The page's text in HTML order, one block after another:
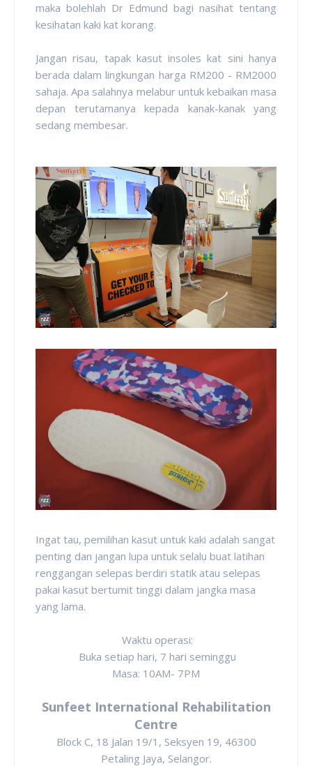
maka bolehlah Dr Edmund bagi nasihat tentang
kesihatan kaki kat korang.
Jangan risau, tapak kasut insoles kat sini hanya
berada dalam lingkungan harga RM200 - RM2000
sahaja. Apa salahnya melabur untuk kebaikan masa
depan terutamanya kepada kanak-kanak yang
sedang membesar.
Ingat tau, pemilihan kasut untuk kaki adalah sangat
penting dan jangan lupa untuk selalu buat latihan
renggangan selepas berdiri statik atau selepas
pakai kasut bertumit tinggi dalam jangka masa
yang lama.
Waktu operasi:
Buka setiap hari, 7 hari seminggu
Masa: 10AM- 7PM
Sunfeet International Rehabilitation
Centre
Block C, 18 Jalan 19/1, Seksyen 19, 46300
Petaling Jaya, Selangor.